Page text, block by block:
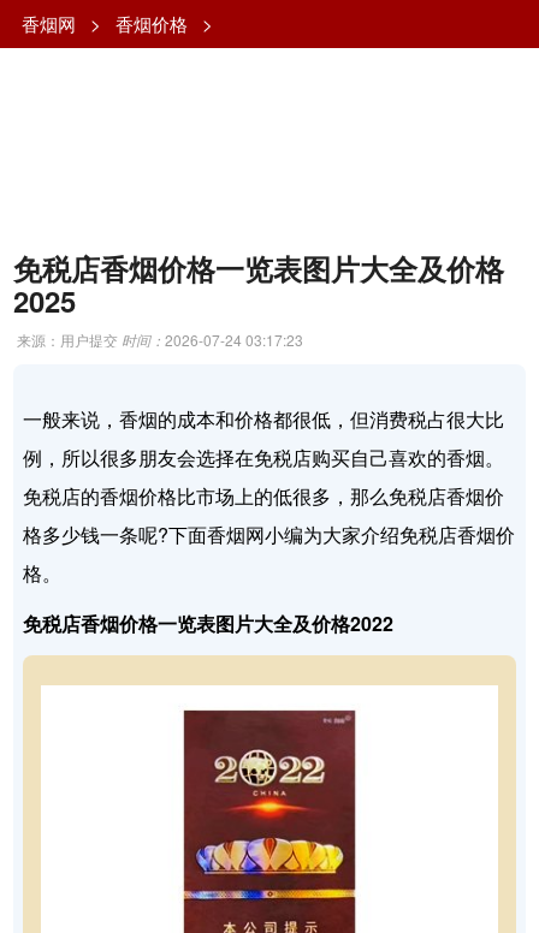
香烟网 > 香烟价格 >
免税店香烟价格一览表图片大全及价格
2025
来源：用户提交 时间：2026-07-24 03:17:23
一般来说，香烟的成本和价格都很低，但消费税占很大比
例，所以很多朋友会选择在免税店购买自己喜欢的香烟。
免税店的香烟价格比市场上的低很多，那么免税店香烟价
格多少钱一条呢?下面香烟网小编为大家介绍免税店香烟价
格。
免税店香烟价格一览表图片大全及价格2022